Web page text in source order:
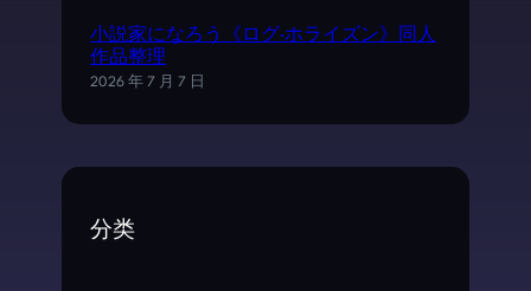
小説家になろう《ログ·ホライズン》同人
作品整理
2026 年 7 月 7 日
分类